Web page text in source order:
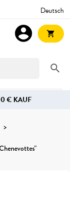
Deutsch
search
account_circle shopping_cart
€ KAUF